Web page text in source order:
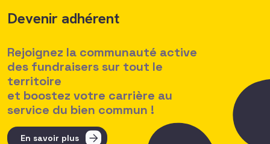
Devenir adhérent
Rejoignez la communauté active
des fundraisers sur tout le
territoire
et boostez votre carrière au
service du bien commun !
En savoir plus